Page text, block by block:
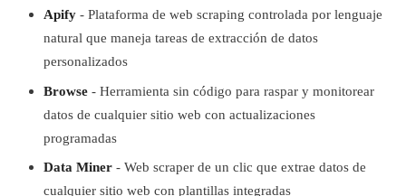
Apify - Plataforma de web scraping controlada por lenguaje
natural que maneja tareas de extracción de datos
personalizados
Browse - Herramienta sin código para raspar y monitorear
datos de cualquier sitio web con actualizaciones
programadas
Data Miner - Web scraper de un clic que extrae datos de
cualquier sitio web con plantillas integradas